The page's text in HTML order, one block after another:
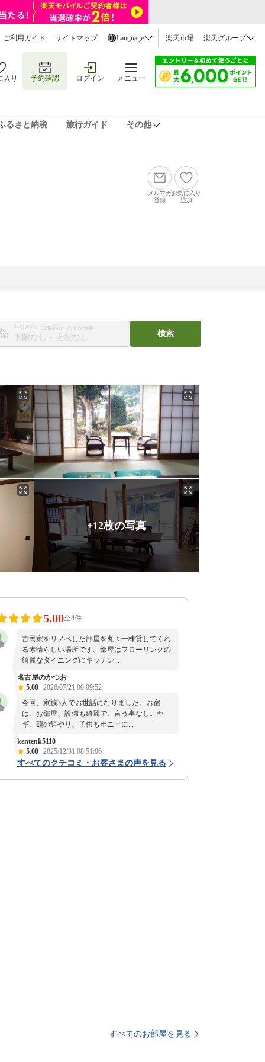
ご利用ガイド サイトマップ Language 楽天市場 楽天グループ
入り 予約確認 ログイン メニュー
るさと納税 旅行ガイド その他
メルマガ
登録
お気に入り
追加
合計料金 ※1部屋あたりの税込金額
〜
検索
+12枚の写真
5.00全4件
古民家をリノベした部屋を丸々一棟貸してくれ
る素晴らしい場所です。部屋はフローリングの
綺麗なダイニングにキッチン...
名古屋のかつお
5.00 2026/07/21 00:09:52
今回、家族3人でお世話になりました。お宿
は、お部屋、設備も綺麗で、言う事なし。ヤ
ギ、鶏の餌やり、子供もポニーに...
kentenk5110
5.00 2025/12/31 08:51:06
すべてのクチコミ・お客さまの声を見る
すべてのお部屋を見る